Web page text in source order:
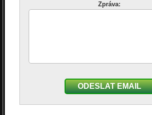
Zpráva:
ODESLAT EMAIL